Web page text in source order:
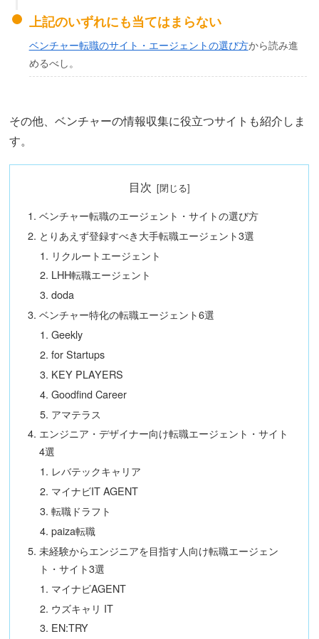
上記のいずれにも当てはまらない
ベンチャー転職のサイト・エージェントの選び方から読み進
めるべし。
その他、ベンチャーの情報収集に役立つサイトも紹介しま
す。
目次
ベンチャー転職のエージェント・サイトの選び方
とりあえず登録すべき大手転職エージェント3選
リクルートエージェント
LHH転職エージェント
doda
ベンチャー特化の転職エージェント6選
Geekly
for Startups
KEY PLAYERS
Goodfind Career
アマテラス
エンジニア・デザイナー向け転職エージェント・サイト
4選
レバテックキャリア
マイナビIT AGENT
転職ドラフト
paiza転職
未経験からエンジニアを目指す人向け転職エージェン
ト・サイト3選
マイナビAGENT
ウズキャリ IT
EN:TRY